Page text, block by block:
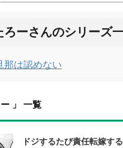
ろーさんのシリーズ
那は認めない
ー 」 一覧
ドジするたび責任転嫁す